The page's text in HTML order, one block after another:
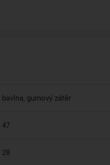
bavlna, gumový zátěr
47
28